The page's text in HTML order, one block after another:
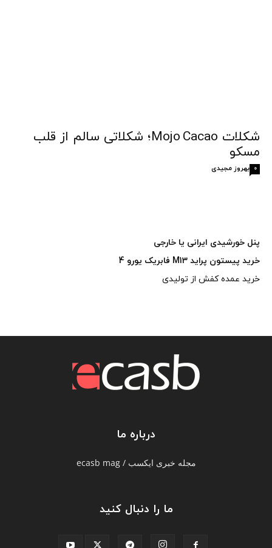
شکلات Mojo Cacao؛ شکلاتی سالم از قلب
مسکو
بهروز مجیدی 0
پنل خورشیدی ایرانی یا خارجی
خرید پیستون پراید M13 فابریک یورو 4
خرید عمده کفش از تولیدی
درباره ما
مجله خبری ایکسب / ecasb mag
ما را دنبال کنید